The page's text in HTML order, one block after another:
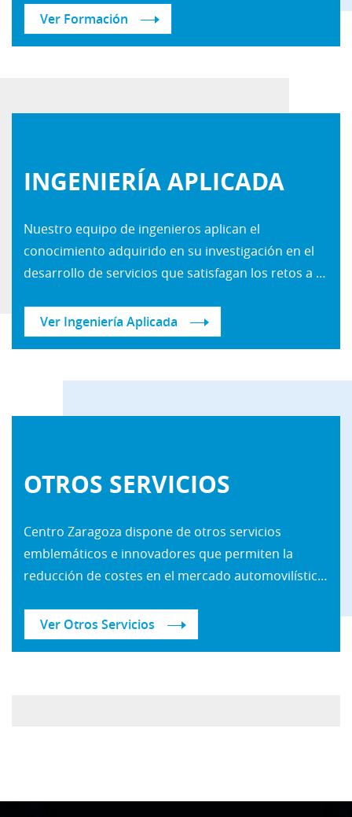
Ver Formación
INGENIERÍA APLICADA
Nuestro equipo de ingenieros aplican el
conocimiento adquirido en su investigación en el
desarrollo de servicios que satisfagan los retos a los que se enfrenta el sector pericial y reparador en su día a día.
Ver Ingeniería Aplicada
OTROS SERVICIOS
Centro Zaragoza dispone de otros servicios
emblemáticos e innovadores que permiten la
reducción de costes en el mercado automovilístico y la implementación de procesos más eficientes, evolución lógica de aunar nuestro conocimiento con las nuevas tecnologías.
Ver Otros Servicios